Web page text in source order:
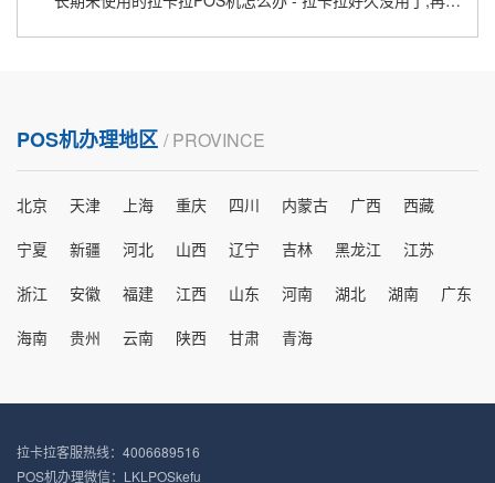
POS机办理地区 / PROVINCE
北京 天津 上海 重庆 四川 内蒙古 广西
西藏
宁夏
新疆 河北 山西 辽宁 吉林 黑龙江
江苏
浙江
安徽 福建 江西 山东 河南 湖北 湖南
广东
海南
贵州 云南 陕西 甘肃 青海
拉卡拉客服热线：4006689516
POS机办理微信：LKLPOSkefu_